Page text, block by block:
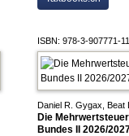
ISBN: 978-3-907771-
Daniel R. Gygax, Beat
Die
Bundes II 2026/